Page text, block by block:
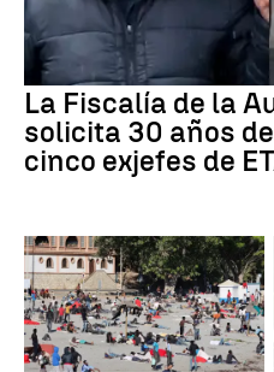
La Fiscalía de la
solicita 30 años
cinco exjefes de